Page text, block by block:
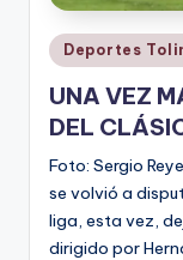
Publicado
en
Deportes
UNA VEZ
DEL
Foto: Sergio
se volvió a
liga, esta vez,
dirigido por